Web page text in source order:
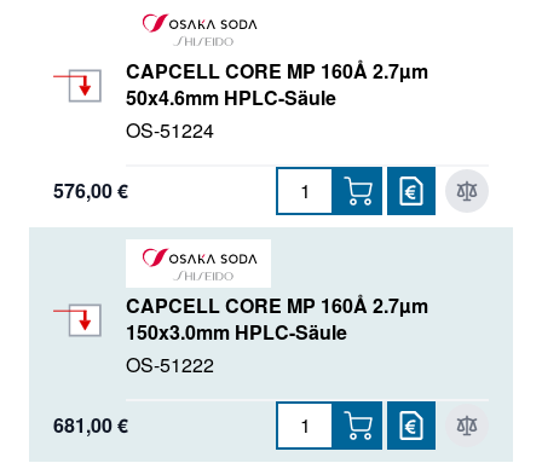
CAPCELL CORE MP 160Å 2.7µm
50x4.6mm HPLC-Säule
OS-51224
576,00 €
CAPCELL CORE MP 160Å 2.7µm
150x3.0mm HPLC-Säule
OS-51222
681,00 €